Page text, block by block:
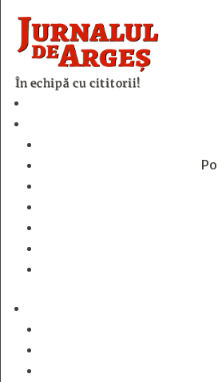
În echipă cu cititorii!